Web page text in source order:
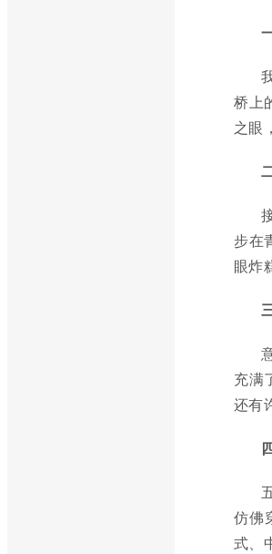
桥上
之眼
步在
眼炸
充满
还有
仿佛
式、